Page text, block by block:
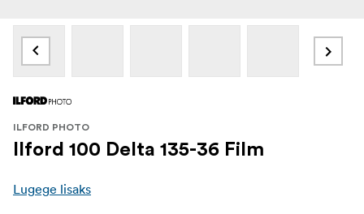
ILFORD PHOTO
Ilford 100 Delta 135-36 Film
Lugege lisaks